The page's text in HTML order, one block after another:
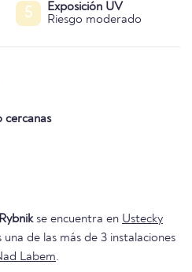
5
Exposición UV
Riesgo moderado
cercanas
se encuentra en Ustecky
una de las más de 3 instalaciones
Labem.